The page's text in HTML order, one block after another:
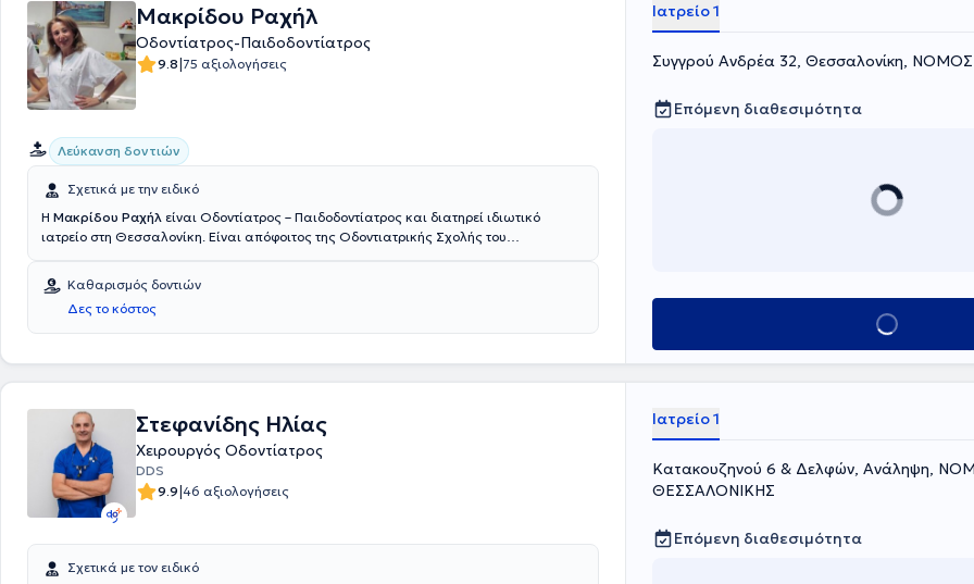
Μακρίδου Ραχήλ
Οδοντίατρος-Παιδοδοντίατρος
9.8|75 αξιολογήσεις
Λεύκανση δοντιών
Σχετικά με την ειδικό
Η Μακρίδου Ραχήλ είναι Οδοντίατρος – Παιδοδοντίατρος και διατηρεί ιδιωτικό
ιατρείο στη Θεσσαλονίκη. Είναι απόφοιτος της Οδοντιατρικής Σχολής του
παιδοδοντιατρική στην Οδοντιατρική Σχολή Aarhus της Δανίας και στο Πανεπιστήμιο
Leeds της Αγγλίας. Διαθέτει μακρόχρονη ακαδημαϊκή και επαγγελματική εμπειρία
στο χώρο και στο ιατρείο της καλύπτει τις ανάγκες παιδιών και ενηλίκων.
Καθαρισμός δοντιών
Δες το κόστος
Ιατρείο 1
Συγγρού Ανδρέα 32, Θεσσαλονίκη,
Επόμενη διαθεσιμότητα
Κλείσε ραντεβού
Στεφανίδης Ηλίας
Χειρουργός Οδοντίατρος
DDS
9.9|46 αξιολογήσεις
Σχετικά με τον ειδικό
Ιατρείο 1
Κατακουζηνού 6 & Δελφών, Ανάληψη,
ΘΕΣΣΑΛΟΝΙΚΗΣ
Επόμενη διαθεσιμότητα